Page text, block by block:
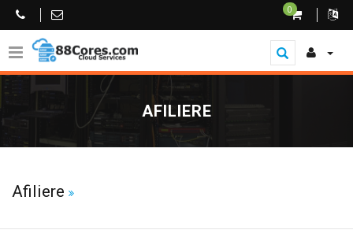
0
AFILIERE
Afiliere